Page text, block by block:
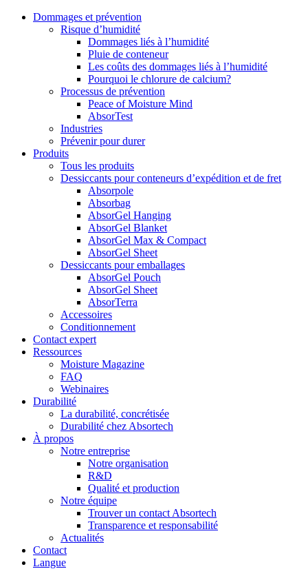
Dommages et prévention
Risque d’humidité
Dommages liés à l’humidité
Pluie de conteneur
Les coûts des dommages liés à l’humidité
Pourquoi le chlorure de calcium?
Processus de prévention
Peace of Moisture Mind
AbsorTest
Industries
Prévenir pour durer
Produits
Tous les produits
Dessiccants pour conteneurs d’expédition et de fret
Absorpole
Absorbag
AbsorGel Hanging
AbsorGel Blanket
AbsorGel Max & Compact
AbsorGel Sheet
Dessiccants pour emballages
AbsorGel Pouch
AbsorGel Sheet
AbsorTerra
Accessoires
Conditionnement
Contact expert
Ressources
Moisture Magazine
FAQ
Webinaires
Durabilité
La durabilité, concrétisée
Durabilité chez Absortech
À propos
Notre entreprise
Notre organisation
R&D
Qualité et production
Notre équipe
Trouver un contact Absortech
Transparence et responsabilité
Actualités
Contact
Langue